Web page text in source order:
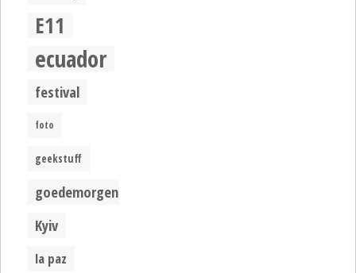
E11
ecuador
festival
foto
geekstuff
goedemorgen
Kyiv
la paz